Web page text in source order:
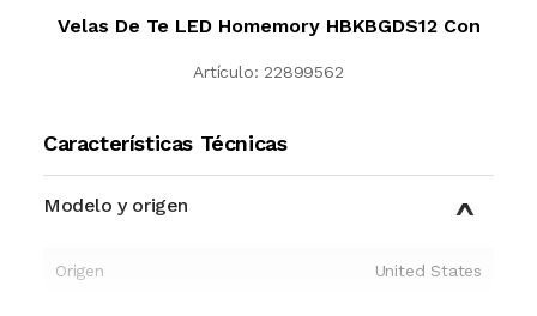
Velas De Te LED Homemory HBKBGDS12 Con
Artículo: 22899562
Características Técnicas
Modelo y origen
Origen United States